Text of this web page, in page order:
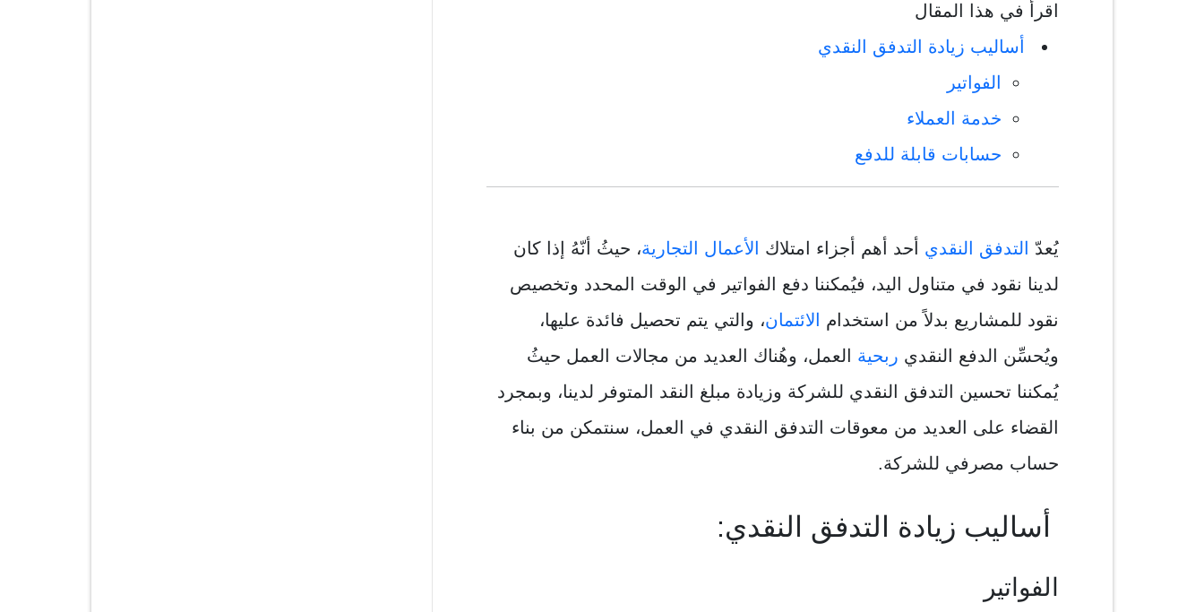
اقرأ في هذا المقال
أساليب زيادة التدفق النقدي
الفواتير
خدمة العملاء
حسابات قابلة للدفع
يُعدّ التدفق النقدي أحد أهم أجزاء امتلاك الأعمال التجارية، حيثُ أنّهُ إذا كان
لدينا نقود في متناول اليد، فيُمكننا دفع الفواتير في الوقت المحدد وتخصيص
نقود للمشاريع بدلاً من استخدام
الائتمان، والتي يتم تحصيل فائدة عليها،
ويُحسِّن الدفع النقدي ربحية العمل، وهُناك العديد من مجالات العمل حيثُ
يُمكننا تحسين التدفق النقدي للشركة وزيادة مبلغ النقد المتوفر لدينا، وبمجرد
القضاء على العديد من معوقات التدفق النقدي في العمل، سنتمكن من بناء
حساب مصرفي للشركة.
أساليب زيادة التدفق النقدي:
الفواتير